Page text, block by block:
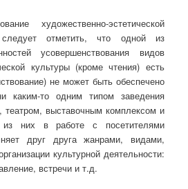
художественно-эстетической
отметить, что одной из
усовершенствования видов
культуры (кроме чтения) есть
не может быть обеспечено
каким-то одним типом заведения
выставочным комплексом и
них в работе с посетителями
друг друга жанрами, видами,
культурной деятельности:
встречи и т.д.